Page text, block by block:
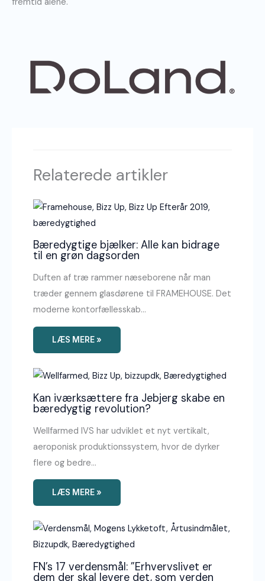
fremtid alene.
Relaterede artikler
Bæredygtige bjælker: Alle kan bidrage
til en grøn dagsorden
Duften af træ rammer næseborene når man
træder gennem glasdørene til FRAMEHOUSE. Det
moderne kontorfællesskab…
LÆS MERE »
Kan iværksættere fra Jebjerg skabe en
bæredygtig revolution?
Wellfarmed IVS har udviklet et nyt vertikalt,
aeroponisk produktionssystem, hvor de dyrker
flere og bedre…
LÆS MERE »
FN’s 17 verdensmål: ”Erhvervslivet er
dem der skal levere det, som verden